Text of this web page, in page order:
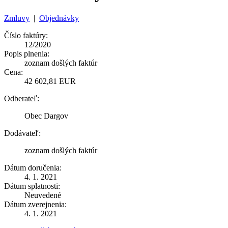
Zmluvy | Objednávky
Číslo faktúry:
12/2020
Popis plnenia:
zoznam došlých faktúr
Cena:
42 602,81 EUR
Odberateľ:
Obec Dargov
Dodávateľ:
zoznam došlých faktúr
Dátum doručenia:
4. 1. 2021
Dátum splatnosti:
Neuvedené
Dátum zverejnenia:
4. 1. 2021